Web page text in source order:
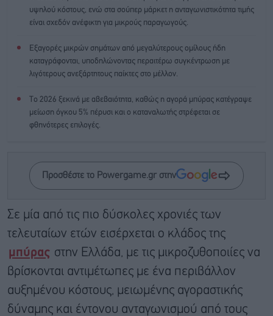
υψηλού κόστους, ενώ στα σούπερ μάρκετ η ανταγωνιστικότητα τιμής
είναι σχεδόν ανέφικτη για μικρούς παραγωγούς.
Εξαγορές μικρών σημάτων από μεγαλύτερους ομίλους ήδη
καταγράφονται, υποδηλώνοντας περαιτέρω συγκέντρωση με
λιγότερους ανεξάρτητους παίκτες στο μέλλον.
Το 2026 ξεκινά με αβεβαιότητα, καθώς η αγορά μπύρας κατέγραψε
μείωση όγκου 5% πέρυσι και ο καταναλωτής στρέφεται σε
φθηνότερες επιλογές.
Προσθέστε το Powergame.gr στην
Σε μία από τις πιο δύσκολες χρονιές των
τελευταίων ετών εισέρχεται ο κλάδος της
μπύρας στην Ελλάδα, με τις μικροζυθοποιίες να
βρίσκονται αντιμέτωπες με ένα περιβάλλον
αυξημένου κόστους, μειωμένης αγοραστικής
δύναμης και έντονου ανταγωνισμού από τους